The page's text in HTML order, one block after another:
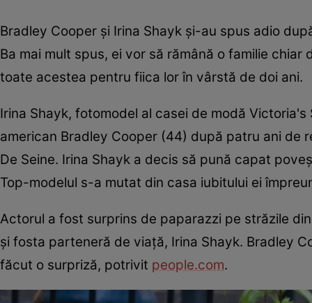
Bradley Cooper și Irina Shayk și-au spus adio
Ba mai mult spus, ei vor să rămână o familie
toate acestea pentru fiica lor în vârstă de doi ani.
Irina Shayk, fotomodel al casei de modă
american Bradley Cooper (44) după patru ani de
De Seine. Irina Shayk a decis să pună capat
Top-modelul s-a mutat din casa iubitului ei
Actorul a fost surprins de paparazzi pe străzile
și fosta parteneră de viață, Irina Shayk. Bradley
făcut o surpriză, potrivit people.com.